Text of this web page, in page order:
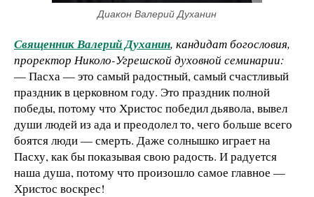
Диакон Валерий Духанин
Священник Валерий Духанин, кандидат богословия,
проректор Николо-Угрешской духовной семинарии:
— Пасха — это самый радостный, самый счастливый
праздник в церковном году. Это праздник полной
победы, потому что Христос победил дьявола, вывел
души людей из ада и преодолел то, чего больше всего
боятся люди — смерть. Даже солнышко играет на
Пасху, как бы показывая свою радость. И радуется
наша душа, потому что произошло самое главное —
Христос воскрес!